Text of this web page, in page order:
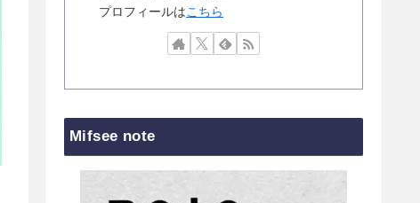
プロフィールはこちら
Mifsee note